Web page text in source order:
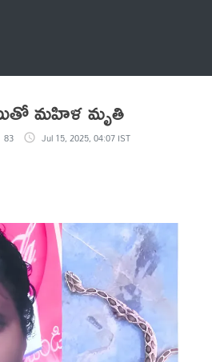
మహిళ మృతి
83 Jul 15, 2025, 04:07 IST